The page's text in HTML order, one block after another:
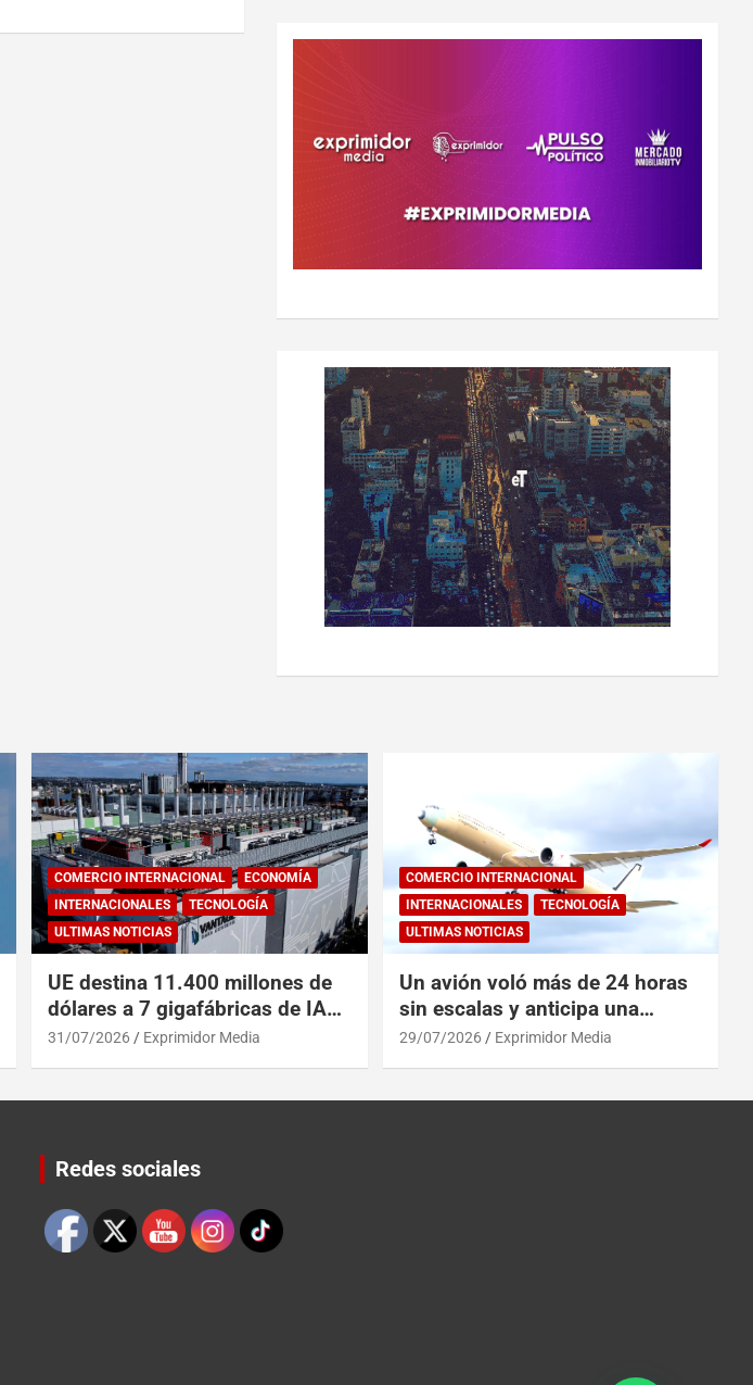
COMERCIO INTERNACIONAL
ECONOMÍA
INTERNACIONALES
TECNOLOGÍA
ULTIMAS NOTICIAS
UE destina 11.400 millones de
dólares a 7 gigafábricas de IA
para alcanzar a EEUU y China
31/07/2026 Exprimidor Media
COMERCIO INTERNACIONAL
INTERNACIONALES
TECNOLOGÍA
ULTIMAS NOTICIAS
Un avión voló más de 24 horas
sin escalas y anticipa una
revolución en los viajes
29/07/2026 Exprimidor Media
Redes sociales
Set Youtube Channel ID